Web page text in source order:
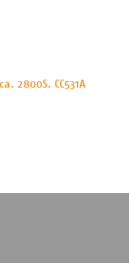
2800S. CC531A